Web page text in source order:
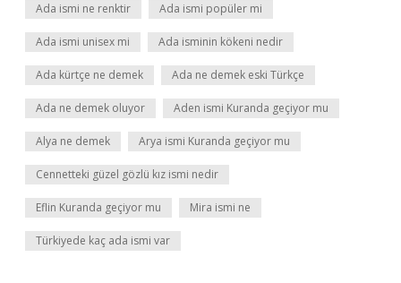
Ada ismi ne renktir Ada ismi popüler mi
Ada ismi unisex mi Ada isminin kökeni nedir
Ada kürtçe ne demek Ada ne demek eski Türkçe
Ada ne demek oluyor Aden ismi Kuranda geçiyor mu
Alya ne demek Arya ismi Kuranda geçiyor mu
Cennetteki güzel gözlü kız ismi nedir
Eflin Kuranda geçiyor mu Mira ismi ne
Türkiyede kaç ada ismi var